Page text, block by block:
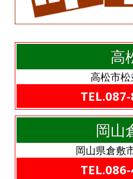
高
高松市
岡山
岡山県倉敷